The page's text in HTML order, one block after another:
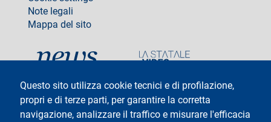
Questo sito utilizza cookie tecnici e di profilazione,
propri e di terze parti, per garantire la corretta
navigazione, analizzare il traffico e misurare l'efficacia
Note legali
Mappa del sito
social